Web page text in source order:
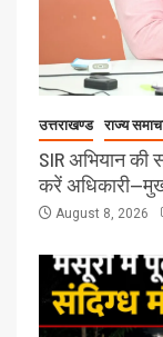
उत्तराखण्ड राज्य
SIR अभियान की
करें
August 8, 2026